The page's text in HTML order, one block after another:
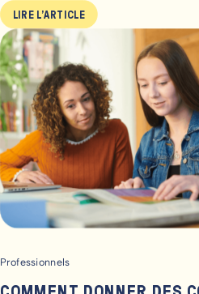
LIRE L'ARTICLE
Professionnels